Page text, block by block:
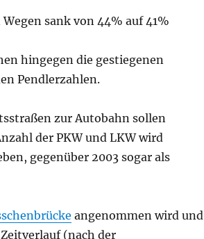
sank von 44% auf 41%
hingegen die gestiegenen
Pendlerzahlen.
zur Autobahn sollen
der PKW und LKW wird
gegenüber 2003 sogar als
angenommen wird und
(nach der